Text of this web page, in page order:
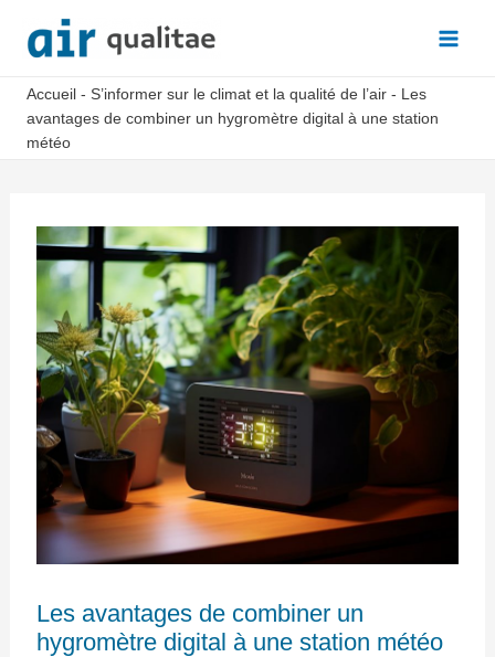
Accueil - S’informer sur le climat et la qualité de l’air - Les
avantages de combiner un hygromètre digital à une station
météo
Les avantages de combiner un
hygromètre digital à une station météo